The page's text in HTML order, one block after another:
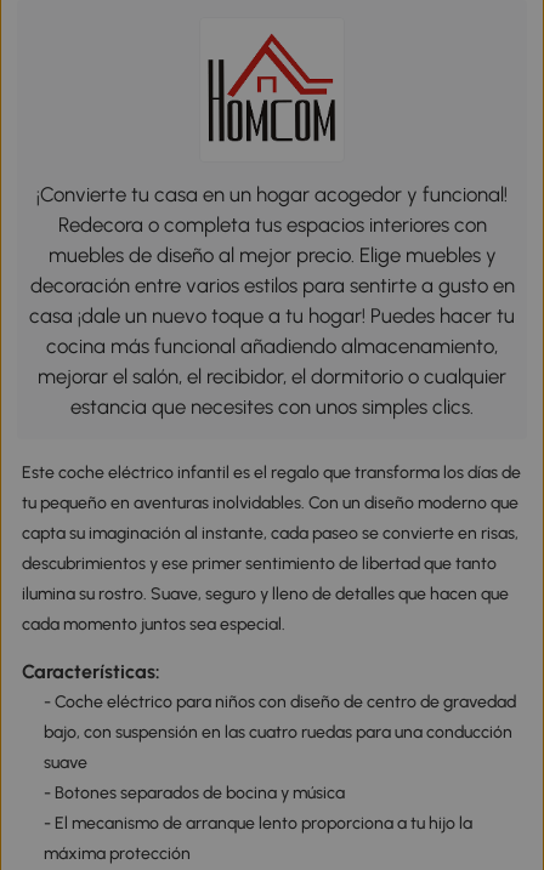
¡Convierte tu casa en un hogar acogedor y funcional!
Redecora o completa tus espacios interiores con
muebles de diseño al mejor precio. Elige muebles y
decoración entre varios estilos para sentirte a gusto en
casa ¡dale un nuevo toque a tu hogar! Puedes hacer tu
cocina más funcional añadiendo almacenamiento,
mejorar el salón, el recibidor, el dormitorio o cualquier
estancia que necesites con unos simples clics.
Este coche eléctrico infantil es el regalo que transforma los días de
tu pequeño en aventuras inolvidables. Con un diseño moderno que
capta su imaginación al instante, cada paseo se convierte en risas,
descubrimientos y ese primer sentimiento de libertad que tanto
ilumina su rostro. Suave, seguro y lleno de detalles que hacen que
cada momento juntos sea especial.
Características:
- Coche eléctrico para niños con diseño de centro de gravedad
bajo, con suspensión en las cuatro ruedas para una conducción
suave
- Botones separados de bocina y música
- El mecanismo de arranque lento proporciona a tu hijo la
máxima protección